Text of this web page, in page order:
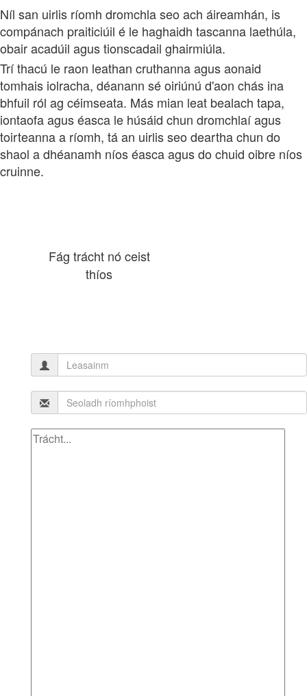
Níl san uirlis ríomh dromchla seo ach áireamhán, is
compánach praiticiúil é le haghaidh tascanna laethúla,
obair acadúil agus tionscadail ghairmiúla.
Trí thacú le raon leathan cruthanna agus aonaid
tomhais iolracha, déanann sé oiriúnú d'aon chás ina
bhfuil ról ag céimseata. Más mian leat bealach tapa,
iontaofa agus éasca le húsáid chun dromchlaí agus
toirteanna a ríomh, tá an uirlis seo deartha chun do
shaol a dhéanamh níos éasca agus do chuid oibre níos
cruinne.
Fág trácht nó ceist
thíos